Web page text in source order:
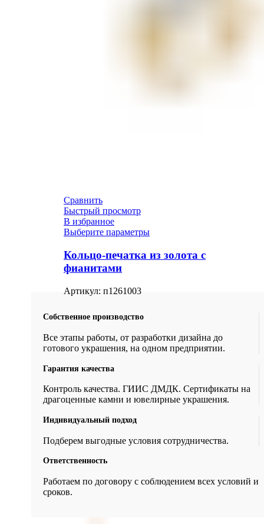
Сравнить
Быстрый просмотр
В избранное
Выберите параметры
Кольцо-печатка из золота с
фианитами
Артикул: п1261003
Собственное производство
Все этапы работы, от разработки дизайна до
готового украшения, на одном предприятии.
Гарантия качества
Контроль качества. ГИИС ДМДК. Сертификаты на
драгоценные камни и ювелирные украшения.
Индивидуальный подход
Подберем выгодные условия сотрудничества.
Ответственность
Работаем по договору с соблюдением всех условий и
сроков.